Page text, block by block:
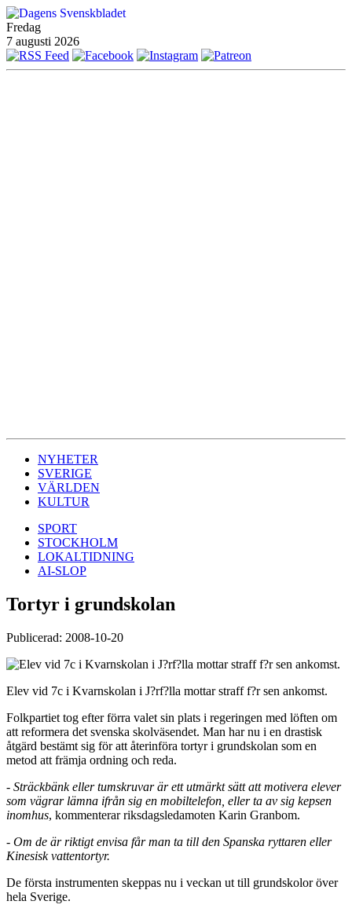
Fredag
7 augusti 2026
NYHETER
SVERIGE
VÄRLDEN
KULTUR
SPORT
STOCKHOLM
LOKALTIDNING
AI-SLOP
Tortyr i grundskolan
Publicerad: 2008-10-20
Elev vid 7c i Kvarnskolan i J?rf?lla mottar straff f?r sen ankomst.
Folkpartiet tog efter förra valet sin plats i regeringen med löften om
att reformera det svenska skolväsendet. Man har nu i en drastisk
åtgärd bestämt sig för att återinföra tortyr i grundskolan som en
metod att främja ordning och reda.
- Sträckbänk eller tumskruvar är ett utmärkt sätt att motivera elever
som vägrar lämna ifrån sig en mobiltelefon, eller ta av sig kepsen
inomhus, kommenterar riksdagsledamoten Karin Granbom.
- Om de är riktigt envisa får man ta till den Spanska ryttaren eller
Kinesisk vattentortyr.
De första instrumenten skeppas nu i veckan ut till grundskolor över
hela Sverige.